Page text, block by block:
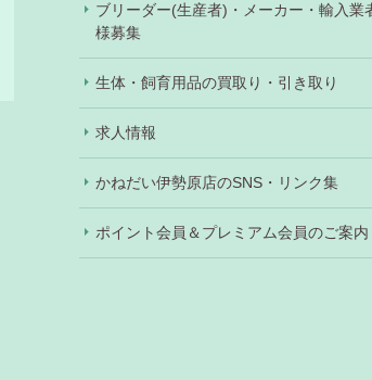
ブリーダー(生産者)・メーカー・輸入業
様募集
生体・飼育用品の買取り・引き取り
求人情報
かねだい伊勢原店のSNS・リンク集
ポイント会員＆プレミアム会員のご案内